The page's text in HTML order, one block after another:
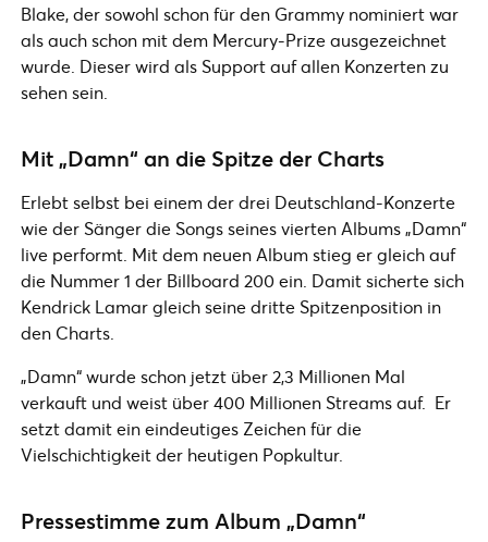
Blake, der sowohl schon für den Grammy nominiert war
als auch schon mit dem Mercury-Prize ausgezeichnet
wurde. Dieser wird als Support auf allen Konzerten zu
sehen sein.
Mit „Damn“ an die Spitze der Charts
Erlebt selbst bei einem der drei Deutschland-Konzerte
wie der Sänger die Songs seines vierten Albums „Damn“
live performt. Mit dem neuen Album stieg er gleich auf
die Nummer 1 der Billboard 200 ein. Damit sicherte sich
Kendrick Lamar gleich seine dritte Spitzenposition in
den Charts.
„Damn“ wurde schon jetzt über 2,3 Millionen Mal
verkauft und weist über 400 Millionen Streams auf. Er
setzt damit ein eindeutiges Zeichen für die
Vielschichtigkeit der heutigen Popkultur.
Pressestimme zum Album „Damn“